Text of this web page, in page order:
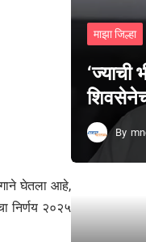
घेतला आहे,
निर्णय २०२५
माझा जिल्हा
‘ज्याची
By